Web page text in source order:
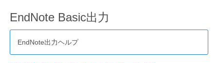
EndNote Basic出力
EndNote出力ヘルプ